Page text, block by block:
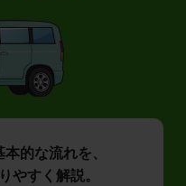
的な流れを、
やすく解説。